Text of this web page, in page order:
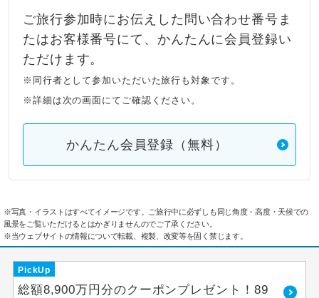
ご旅行参加時にお伝えした問い合わせ番号ま
たはお客様番号にて、かんたんに会員登録い
ただけます。
※同行者として参加いただいた旅行も対象です。
※詳細は次の画面にてご確認ください。
かんたん会員登録（無料）
※写真・イラストはすべてイメージです。ご旅行中に必ずしも同じ角度・高度・天候での
風景をご覧いただけるとはかぎりませんのでご了承ください。
※当ウェブサイトの情報について転載、複製、改変等を固く禁じます。
PickUp
総額8,900万円分のクーポンプレゼント！89